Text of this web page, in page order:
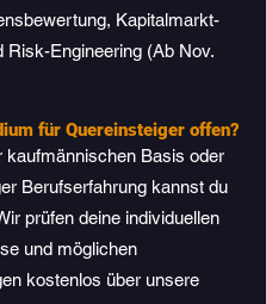
Kapitalmarkt-
Risk-Engineering (Ab Nov.
für Quereinsteiger offen?
kaufmännischen Basis oder
Berufserfahrung kannst du
prüfen deine individuellen
und möglichen
kostenlos über unsere